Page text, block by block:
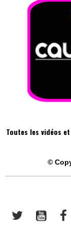
Toutes les vidéos
©